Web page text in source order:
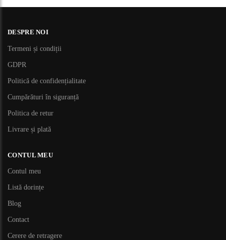
DESPRE NOI
Termeni și condiții
GDPR
Politică de confidențialitate
Cumpărături în siguranță
Politica de retur
Livrare și plată
CONTUL MEU
Contul meu
Listă dorințe
Blog
Contact
Cerere de retragere